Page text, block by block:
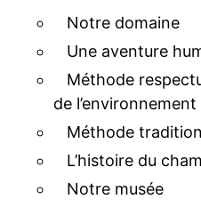
Notre domaine
Une aventure
Méthode
de l’environnement
Méthode
L’histoire du
Notre musée